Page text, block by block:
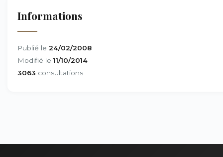
Informations
Publié le 24/02/2008
Modifié le 11/10/2014
3063 consultations